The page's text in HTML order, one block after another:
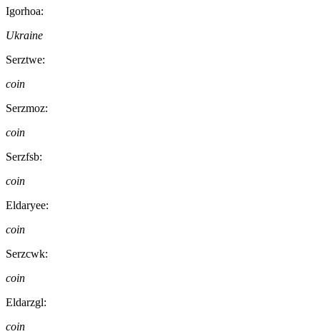
Igorhoa:
Ukraine
Serztwe:
coin
Serzmoz:
coin
Serzfsb:
coin
Eldaryee:
coin
Serzcwk:
coin
Eldarzgl:
coin